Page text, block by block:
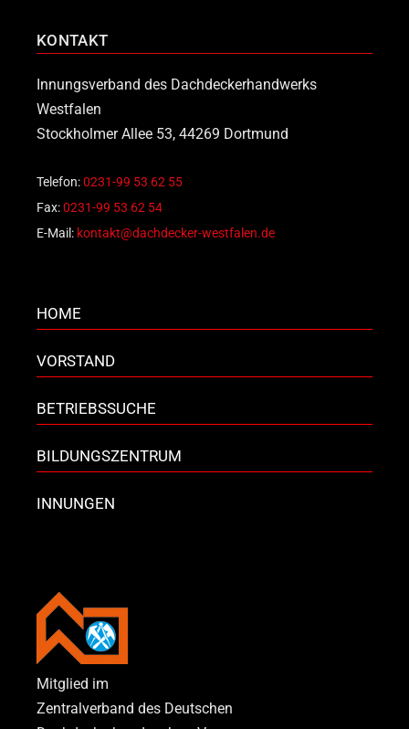
KONTAKT
Innungsverband des Dachdeckerhandwerks
Westfalen
Stockholmer Allee 53, 44269 Dortmund
Telefon:0231-99 53 62 55
Fax:0231-99 53 62 54
E-Mail: kontakt@dachdecker-westfalen.de
HOME
VORSTAND
BETRIEBSSUCHE
BILDUNGSZENTRUM
INNUNGEN
Mitglied im
Zentralverband des Deutschen